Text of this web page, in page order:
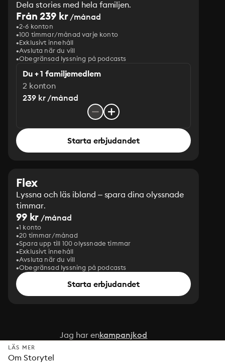
Dela stories med hela familjen.
Från 239 kr/månad
2-6 konton
100 timmar/månad varje konto
Exklusivt innehåll
Avsluta när du vill
Obegränsad lyssning på podcasts
Du + 1 familjemedlem
2 konton
239 kr /månad
Starta erbjudandet
Flex
Lyssna och läs ibland – spara dina olyssnade
timmar.
99 kr /månad
1 konto
20 timmar/månad
Spara upp till 100 olyssnade timmar
Exklusivt innehåll
Avsluta när du vill
Obegränsad lyssning på podcasts
Starta erbjudandet
Jag har enkampanjkod
LÄS MER
Om Storytel